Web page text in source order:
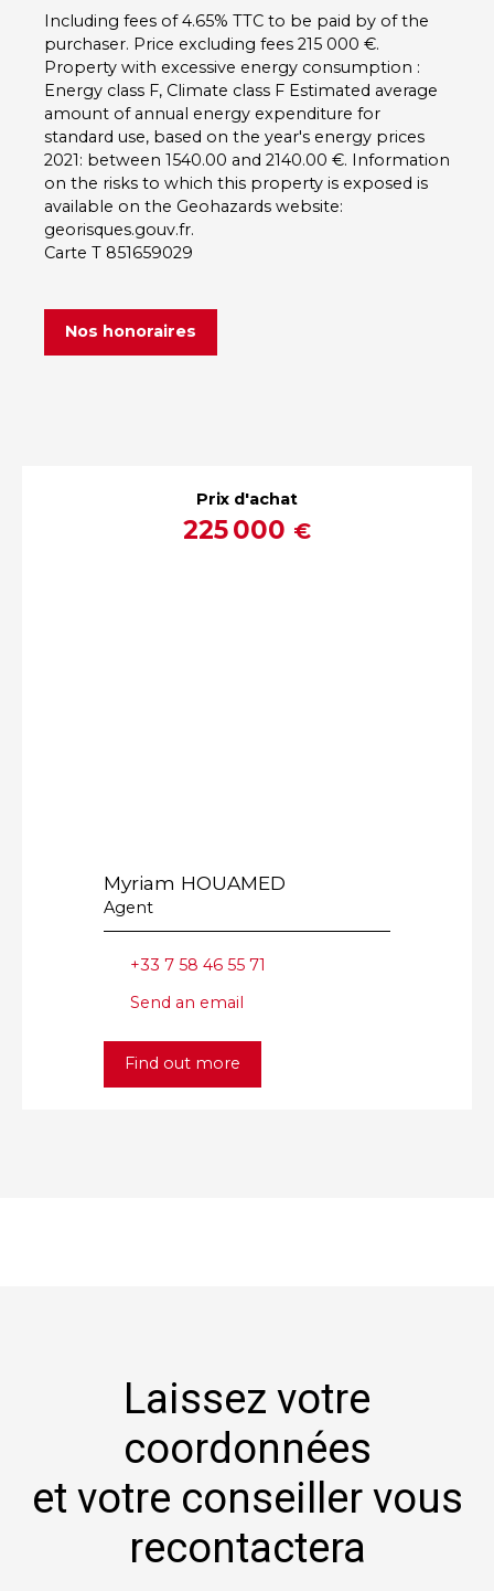
Including fees of 4.65% TTC to be paid by of the
purchaser. Price excluding fees 215 000 €.
Property with excessive energy consumption :
Energy class F, Climate class F Estimated average
amount of annual energy expenditure for
standard use, based on the year's energy prices
2021: between 1540.00 and 2140.00 €. Information
on the risks to which this property is exposed is
available on the Geohazards website:
georisques.gouv.fr.
Carte T 851659029
Nos honoraires
Prix d'achat
225 000 €
Myriam HOUAMED
Agent
+33 7 58 46 55 71
Send an email
Find out more
Laissez votre
coordonnées
et votre conseiller vous
recontactera